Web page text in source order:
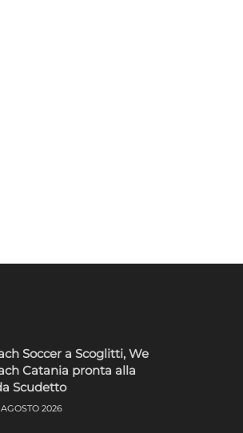
Soccer a Scoglitti, We
Catania pronta alla
Scudetto
2026